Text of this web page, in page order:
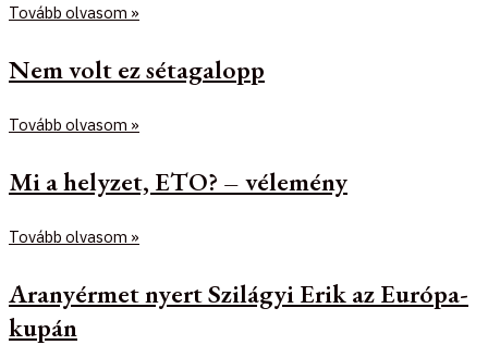
Tovább olvasom »
Nem volt ez sétagalopp
Tovább olvasom »
Mi a helyzet, ETO? – vélemény
Tovább olvasom »
Aranyérmet nyert Szilágyi Erik az Európa-
kupán